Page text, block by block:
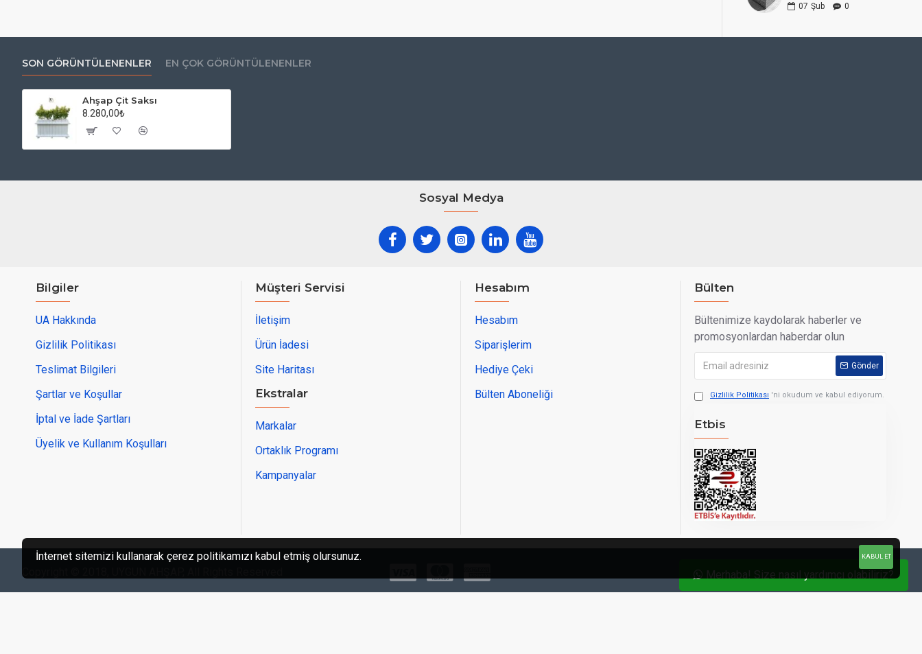
ÜRÜN DETAYLARI
07 Şub 0
SON GÖRÜNTÜLENENLER EN ÇOK GÖRÜNTÜLENENLER
Ahşap Çit Saksı
8.280,00₺
Sosyal Medya
Bilgiler
UA Hakkında
Gizlilik Politikası
Teslimat Bilgileri
Şartlar ve Koşullar
İptal ve İade Şartları
Üyelik ve Kullanım Koşulları
Müşteri Servisi
İletişim
Ürün İadesi
Site Haritası
Ekstralar
Markalar
Ortaklık Programı
Kampanyalar
Hesabım
Hesabım
Siparişlerim
Hediye Çeki
Bülten Aboneliği
Bülten
Bültenimize kaydolarak haberler ve
promosyonlardan haberdar olun
Gönder
Gizlilik Politikası 'ni okudum ve kabul ediyorum.
Etbis
KABUL ET
İnternet sitemizi kullanarak çerez politikamızı kabul etmiş olursunuz.